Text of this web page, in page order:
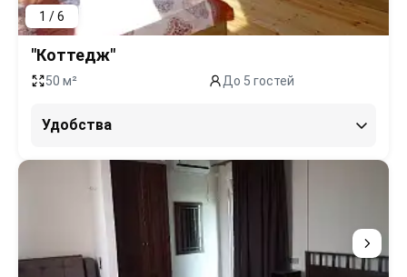
1 / 6
"Коттедж"
50 м² До 5 гостей
Удобства